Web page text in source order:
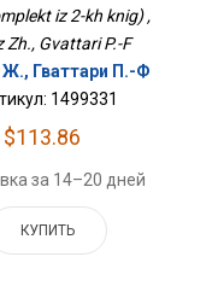
iz 2-kh knig) ,
Zh., Gvattari P.-F
Гваттари П.-Ф
1499331
$113.86
за 14–20 дней
КУПИТЬ